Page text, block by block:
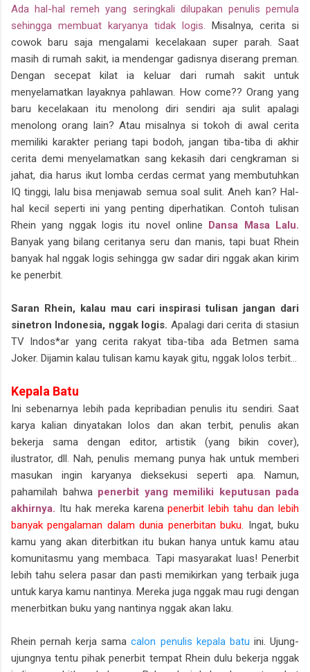
Ada hal-hal remeh yang seringkali dilupakan penulis pemula
sehingga membuat karyanya tidak logis. Misalnya, cerita si
cowok baru saja mengalami kecelakaan super parah. Saat
masih di rumah sakit, ia mendengar gadisnya diserang preman.
Dengan secepat kilat ia keluar dari rumah sakit untuk
menyelamatkan layaknya pahlawan. How come?? Orang yang
baru kecelakaan itu menolong diri sendiri aja sulit apalagi
menolong orang lain? Atau misalnya si tokoh di awal cerita
memiliki karakter periang tapi bodoh, jangan tiba-tiba di akhir
cerita demi menyelamatkan sang kekasih dari cengkraman si
jahat, dia harus ikut lomba cerdas cermat yang membutuhkan
IQ tinggi, lalu bisa menjawab semua soal sulit. Aneh kan? Hal-
hal kecil seperti ini yang penting diperhatikan. Contoh tulisan
Rhein yang nggak logis itu novel online Dansa Masa Lalu.
Banyak yang bilang ceritanya seru dan manis, tapi buat Rhein
banyak hal nggak logis sehingga gw sadar diri nggak akan kirim
ke penerbit.
Saran Rhein, kalau mau cari inspirasi tulisan jangan dari
sinetron Indonesia, nggak logis. Apalagi dari cerita di stasiun
TV Indos*ar yang cerita rakyat tiba-tiba ada Betmen sama
Joker. Dijamin kalau tulisan kamu kayak gitu, nggak lolos terbit...
Kepala Batu
Ini sebenarnya lebih pada kepribadian penulis itu sendiri. Saat
karya kalian dinyatakan lolos dan akan terbit, penulis akan
bekerja sama dengan editor, artistik (yang bikin cover),
ilustrator, dll. Nah, penulis memang punya hak untuk memberi
masukan ingin karyanya dieksekusi seperti apa. Namun,
pahamilah bahwa penerbit yang memiliki keputusan pada
akhirnya. Itu hak mereka karenapenerbit lebih tahu dan lebih
banyak pengalaman dalam dunia penerbitan buku.
Ingat, buku
kamu yang akan diterbitkan itu bukan hanya untuk kamu atau
komunitasmu yang membaca. Tapi masyarakat luas! Penerbit
lebih tahu selera pasar dan pasti memikirkan yang terbaik juga
untuk karya kamu nantinya. Mereka juga nggak mau rugi dengan
menerbitkan buku yang nantinya nggak akan laku.
Rhein pernah kerja samacalon penulis kepala batu ini. Ujung-
ujungnya tentu pihak penerbit tempat Rhein dulu bekerja nggak